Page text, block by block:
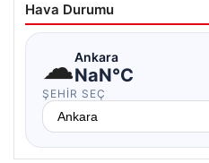
Hava Durumu
☁Ankara
NaN°C
ŞEHIR SEÇ